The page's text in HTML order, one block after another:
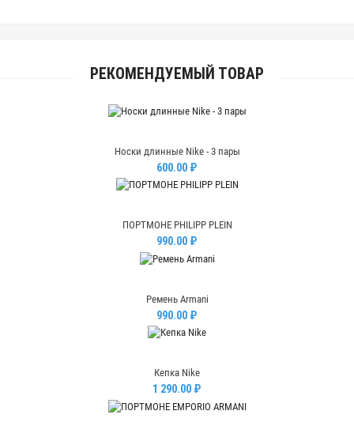
РЕКОМЕНДУЕМЫЙ ТОВАР
Носки длинные Nike - 3 пары
600.00 ₽
ПОРТМОНЕ PHILIPP PLEIN
990.00 ₽
Ремень Armani
990.00 ₽
Кепка Nike
1 290.00 ₽